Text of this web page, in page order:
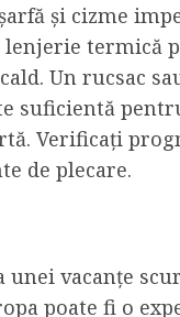
și cizme
lenjerie termică
Un rucsac
suficientă
Verificați
de plecare.
unei vacanțe
poate fi o